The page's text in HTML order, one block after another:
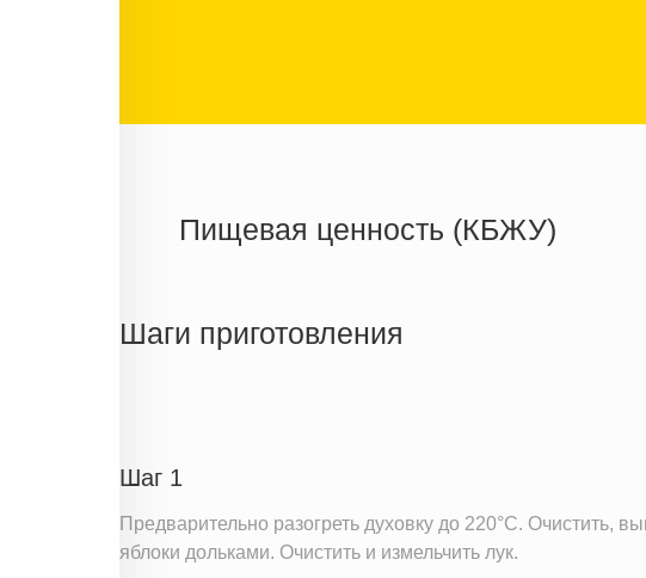
Пищевая ценность (КБЖУ)
Белки
Шаги приготовления
Шаг 1
Предварительно разогреть духовку до 220°C. Очистить,
яблоки дольками. Очистить и измельчить лук.